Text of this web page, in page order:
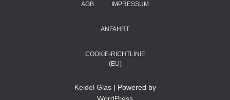
AGB IMPRESSUM
ANFAHRT
COOKIE-RICHTLINIE
(EU)
Keidel Glas| Powered by